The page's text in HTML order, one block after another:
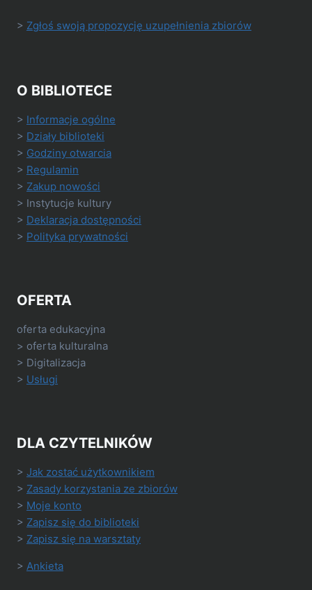
> Zgłoś swoją propozycję uzupełnienia zbiorów
O BIBLIOTECE
> Informacje ogólne
> Działy biblioteki
> Godziny otwarcia
> Regulamin
> Zakup nowości
> Instytucje kultury
> Deklaracja dostępności
> Polityka prywatności
OFERTA
oferta edukacyjna
> oferta kulturalna
> Digitalizacja
> Usługi
DLA CZYTELNIKÓW
> Jak zostać użytkownikiem
> Zasady korzystania ze zbiorów
> Moje konto
> Zapisz się do biblioteki
> Zapisz się na warsztaty
> Ankieta